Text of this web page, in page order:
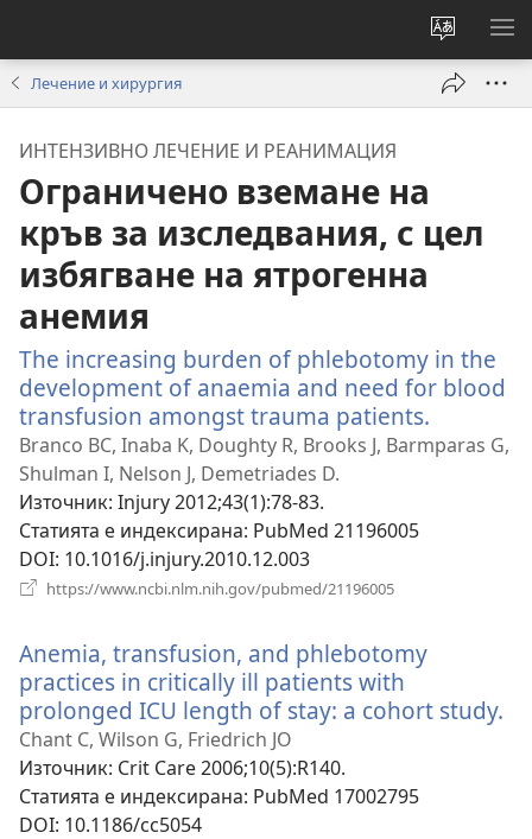
Смени
езика
на
Лечение и хирургия
ИНТЕНЗИВНО ЛЕЧЕНИЕ И РЕАНИМАЦИЯ
Ограничено вземане на
кръв за изследвания, с цел
избягване на ятрогенна
анемия
The increasing burden of phlebotomy in the
development of anaemia and need for blood
transfusion amongst trauma patients.
нов
Branco BC, Inaba K, Doughty R, Brooks J, Barmparas G,
Shulman I, Nelson J, Demetriades D.
Източник‎: Injury 2012;43(1):78-83.
Статията е индексирана‎: PubMed 21196005
DOI‎: 10.1016/j.injury.2010.12.003
https://www.ncbi.nlm.nih.gov/pubmed/21196005
Anemia, transfusion, and phlebotomy
practices in critically ill patients with
prolonged ICU length of stay: a cohort study.
Chant C, Wilson G, Friedrich JO
Източник‎: Crit Care 2006;10(5):R140.
Статията е индексирана‎: PubMed 17002795
DOI‎: 10.1186/cc5054